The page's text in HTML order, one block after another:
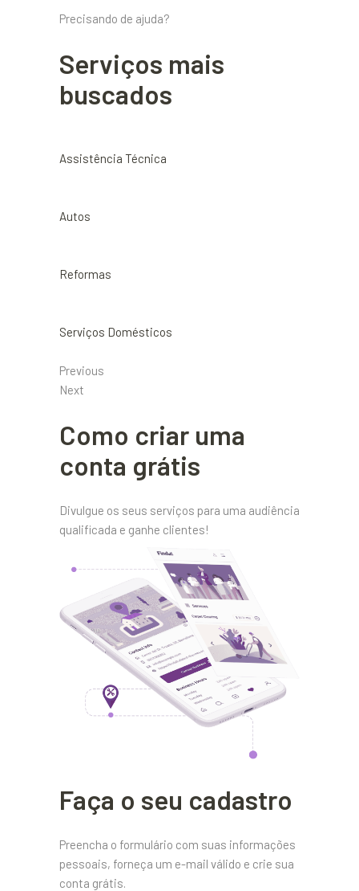
Precisando de ajuda?
Serviços mais
buscados
Assistência Técnica
Autos
Reformas
Serviços Domésticos
Previous
Next
Como criar uma
conta grátis
Divulgue os seus serviços para uma audiência
qualificada e ganhe clientes!
Faça o seu cadastro
Preencha o formulário com suas informações
pessoais, forneça um e-mail válido e crie sua
conta grátis.